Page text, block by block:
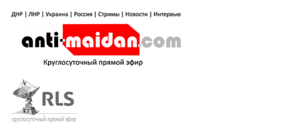
содержимому
Антимайдан: Гражданская война
на Украине
гражданской войне на Украине, включая события в Новороссии, ДНР,
ЛНР и других регионах.